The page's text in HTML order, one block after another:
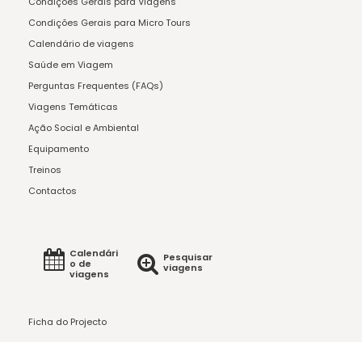
Condições Gerais para Micro Tours
Calendário de viagens
Saúde em Viagem
Perguntas Frequentes (FAQs)
Viagens Temáticas
Ação Social e Ambiental
Equipamento
Treinos
Contactos
Calendári
o de
viagens
Pesquisar
viagens
Ficha do Projecto